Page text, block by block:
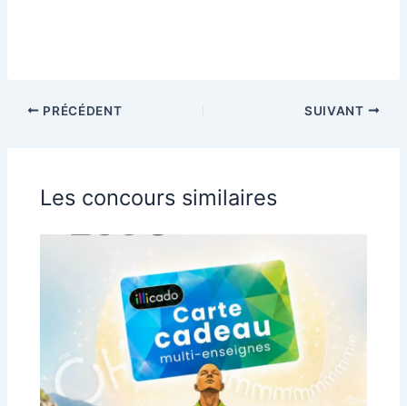
PRÉCÉDENT SUIVANT
Les concours similaires